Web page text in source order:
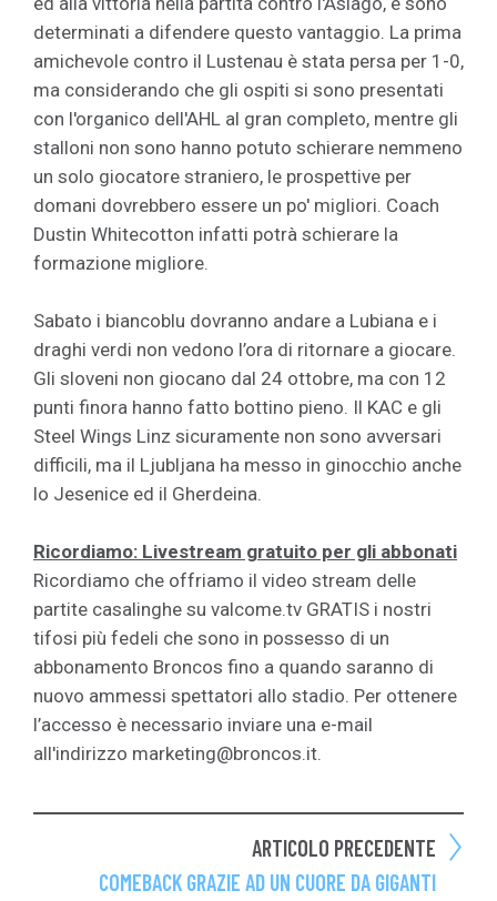
determinati a difendere questo vantaggio. La prima
amichevole contro il Lustenau è stata persa per 1-0,
ma considerando che gli ospiti si sono presentati
con l'organico dell'AHL al gran completo, mentre gli
stalloni non sono hanno potuto schierare nemmeno
un solo giocatore straniero, le prospettive per
domani dovrebbero essere un po' migliori. Coach
Dustin Whitecotton infatti potrà schierare la
formazione migliore.
Sabato i biancoblu dovranno andare a Lubiana e i
draghi verdi non vedono l’ora di ritornare a giocare.
Gli sloveni non giocano dal 24 ottobre, ma con 12
punti finora hanno fatto bottino pieno. Il KAC e gli
Steel Wings Linz sicuramente non sono avversari
difficili, ma il Ljubljana ha messo in ginocchio anche
lo Jesenice ed il Gherdeina.
Ricordiamo: Livestream gratuito per gli abbonati
Ricordiamo che offriamo il video stream delle
partite casalinghe su valcome.tv GRATIS i nostri
tifosi più fedeli che sono in possesso di un
abbonamento Broncos fino a quando saranno di
nuovo ammessi spettatori allo stadio. Per ottenere
l’accesso è necessario inviare una e-mail
all'indirizzo marketing@broncos.it.
ARTICOLO PRECEDENTE
COMEBACK GRAZIE AD UN CUORE DA GIGANTI